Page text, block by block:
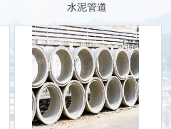
水泥管道